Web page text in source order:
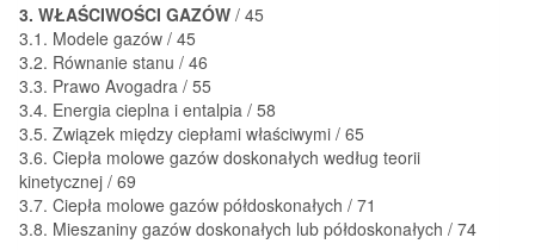
3. WŁAŚCIWOŚCI GAZÓW / 45
3.1. Modele gazów / 45
3.2. Równanie stanu / 46
3.3. Prawo Avogadra / 55
3.4. Energia cieplna i entalpia / 58
3.5. Związek między ciepłami właściwymi / 65
3.6. Ciepła molowe gazów doskonałych według teorii
kinetycznej / 69
3.7. Ciepła molowe gazów półdoskonałych / 71
3.8. Mieszaniny gazów doskonałych lub półdoskonałych / 74